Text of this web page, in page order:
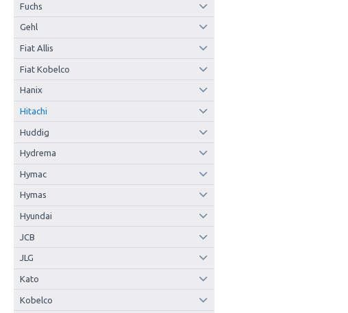
Fuchs
Gehl
Fiat Allis
Fiat Kobelco
Hanix
Hitachi
Huddig
Hydrema
Hymac
Hymas
Hyundai
JCB
JLG
Kato
Kobelco